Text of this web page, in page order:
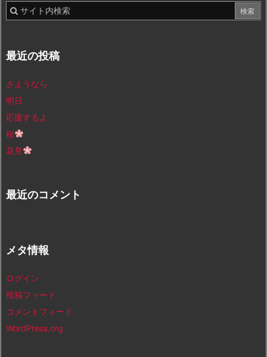
最近の投稿
さようなら
明日
応援するよ
桜
花見
最近のコメント
メタ情報
ログイン
投稿フィード
コメントフィード
WordPress.org